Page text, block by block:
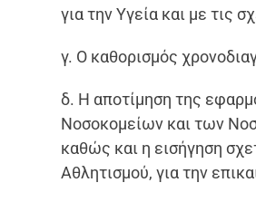
για την Υγεία και με τις
γ. Ο καθορισμός
δ. Η αποτίμηση της
Νοσοκομείων και των
καθώς και η εισήγηση
Αθλητισμού, για την